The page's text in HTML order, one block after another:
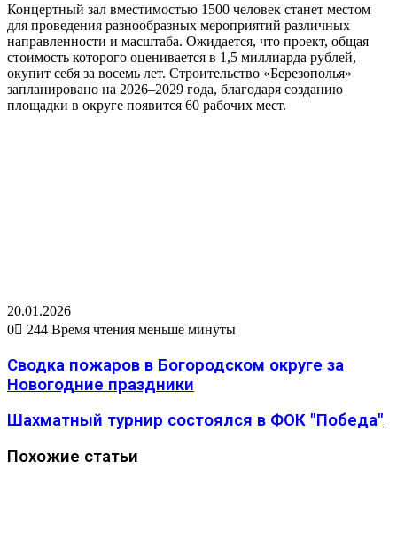
Концертный зал вместимостью 1500 человек станет местом
для проведения разнообразных мероприятий различных
направленности и масштаба. Ожидается, что проект, общая
стоимость которого оценивается в 1,5 миллиарда рублей,
окупит себя за восемь лет. Строительство «Березополья»
запланировано на 2026–2029 года, благодаря созданию
площадки в округе появится 60 рабочих мест.
20.01.2026
0
244 Время чтения меньше минуты
Сводка пожаров в Богородском округе за
Новогодние праздники
Шахматный турнир состоялся в ФОК "Победа"
Похожие статьи